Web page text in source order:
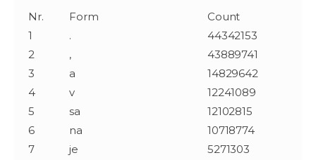
Nr. Form
Count
1
.
44342153
2
,
43889741
3
a
14829642
4
v
12241089
5
sa
12102815
6
na
10718774
7
je
5271303